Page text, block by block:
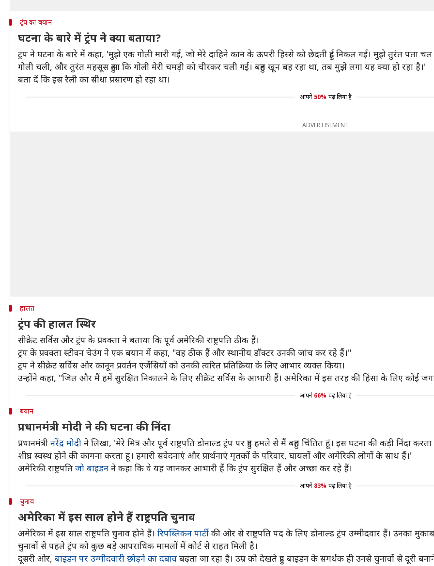
ट्रंप का बयान
घटना के बारे में ट्रंप ने क्या बताया?
ट्रंप ने घटना के बारे में कहा, 'मुझे एक गोली मारी गई, जो मेरे दाहिने कान के ऊपरी हिस्से को छेदती हुई निकल गई। मुझे तुरंत
गोली चली, और तुरंत महसूस हुआ कि गोली मेरी चमड़ी को चीरकर चली गई। बहुत खून बह रहा था, तब मुझे लगा यह क्या हो रहा है।'
बता दें कि इस रैली का सीधा प्रसारण हो रहा था।
आपने 50% पढ़ लिया है
ADVERTISEMENT
हालत
ट्रंप की हालत स्थिर
सीक्रेट सर्विस और ट्रंप के प्रवक्ता ने बताया कि पूर्व अमेरिकी राष्ट्रपति ठीक हैं।
ट्रंप के प्रवक्ता स्टीवन चेउंग ने एक बयान में कहा, "वह ठीक हैं और स्थानीय डॉक्‍टर उनकी जांच कर रहे हैं।"
ट्रंप ने सीक्रेट सर्विस और कानून प्रवर्तन एजेंसियों को उनकी त्वरित प्रतिक्रिया के लिए आभार व्यक्त किया।
उन्‍होंने कहा, "जिल और मैं हमें सुरक्षित निकालने के लिए सीक्रेट सर्विस के आभारी हैं। अमेरिका में इस तरह की हिंसा के लिए कोई
आपने 66% पढ़ लिया है
बयान
प्रधानमंत्री मोदी ने की घटना की निंदा
प्रधानमंत्री नरेंद्र मोदी ने लिखा, 'मेरे मित्र और पूर्व राष्ट्रपति डोनाल्ड ट्रंप पर हुए हमले से मैं बहुत चिंतित हूं। इस घटना की कड़ी निंदा
शीघ्र स्वस्थ होने की कामना करता हूं। हमारी संवेदनाएं और प्रार्थनाएं मृतकों के परिवार, घायलों और अमेरिकी लोगों के साथ हैं।'
अमेरिकी राष्ट्रपति जो बाइडन ने कहा कि वे यह जानकर आभारी हैं कि ट्रंप सुरक्षित हैं और अच्छा कर रहे हैं।
आपने 83% पढ़ लिया है
चुनाव
अमेरिका में इस साल होने हैं राष्ट्रपति चुनाव
अमेरिका में इस साल राष्ट्रपति चुनाव होने हैं। रिपब्लिकन पार्टीकी ओर से राष्ट्रपति पद के लिए डोनाल्ड ट्रंप उम्मीदवार हैं। उनका
चुनावों से पहले ट्रंप को कुछ बड़े आपराधिक मामलों में कोर्ट से राहत मिली है।
दूसरी ओर, बाइडन पर उम्मीदवारी छोड़ने का दबाव बढ़ता जा रहा है। उम्र को देखते हुए बाइडन के समर्थक ही उनसे चुनावों से दूरी